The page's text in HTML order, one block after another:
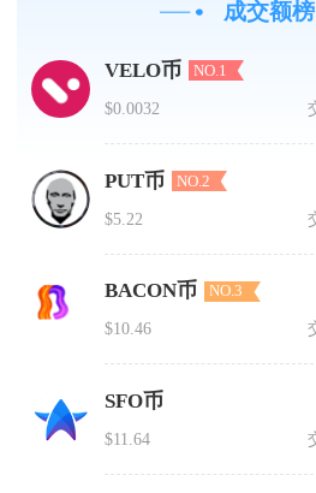
成交额榜
VELO币 NO.1
$0.0032
PUT币 NO.2
$5.22
BACON币 NO.3
$10.46
SFO币
$11.64